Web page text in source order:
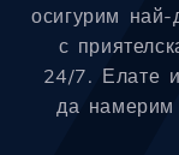
осигурим най-
с
24/7. Елате
да намерим